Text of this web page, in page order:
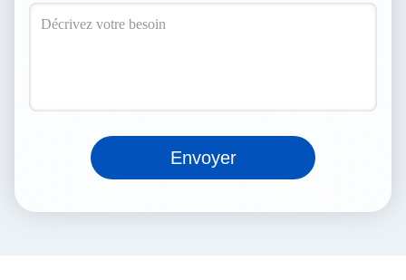
appropriés des documents de revenus
pertinents;Traitement comptable des créances et des
toutes les taxes pour les entreprises, traiter les affaires
fiscales, les fonds budgétaires et mener un inventaire